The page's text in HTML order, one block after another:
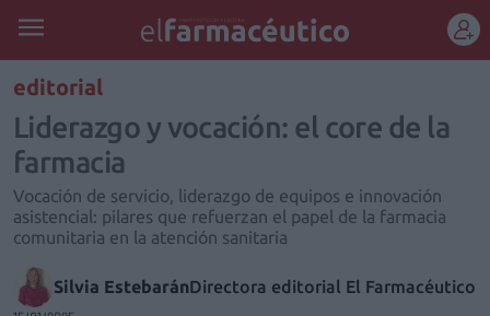
editorial
Liderazgo y vocación: el core de la
farmacia
Vocación de servicio, liderazgo de equipos e innovación
asistencial: pilares que refuerzan el papel de la farmacia
comunitaria en la atención sanitaria
Silvia EstebaránDirectora editorial El Farmacéutico